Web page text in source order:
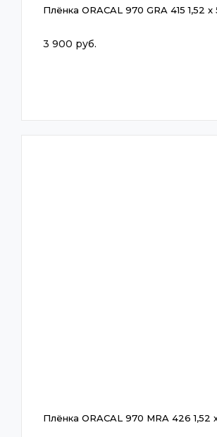
Плёнка ORACAL 970 GRA 415 1,52 x
3 900 руб.
Плёнка ORACAL 970 MRA 426 1,52